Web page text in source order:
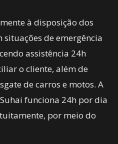
à disposição dos
de emergência
assistência 24h
o cliente, além de
de carros e motos. A
funciona 24h por dia
por meio do